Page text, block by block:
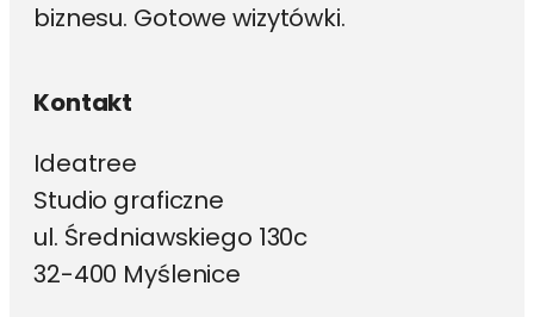
biznesu. Gotowe wizytówki.
Kontakt
Ideatree
Studio graficzne
ul. Średniawskiego 130c
32-400 Myślenice